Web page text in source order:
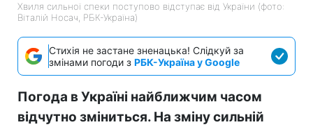
Хвиля сильної спеки поступово відступає від України (фото:
Віталій Носач, РБК-Україна)
Стихія не застане зненацька! Слідкуй за
змінами погоди з РБК-Україна у Google
Погода в Україні найближчим часом
відчутно зміниться. На зміну сильній